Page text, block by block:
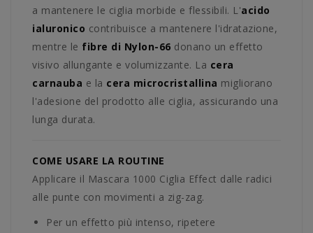
a mantenere le ciglia morbide e flessibili. L'acido
ialuronico contribuisce a mantenere l'idratazione,
mentre le fibre di Nylon-66 donano un effetto
visivo allungante e volumizzante. La cera
carnauba e la cera microcristallina migliorano
l'adesione del prodotto alle ciglia, assicurando una
lunga durata.
COME USARE LA ROUTINE
Applicare il Mascara 1000 Ciglia Effect dalle radici
alle punte con movimenti a zig-zag.
Per un effetto più intenso, ripetere